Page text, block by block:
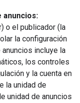
anuncios:
o el publicador (la
la configuración
incluye la
los controles
y la cuenta en
la unidad de
unidad de anuncios